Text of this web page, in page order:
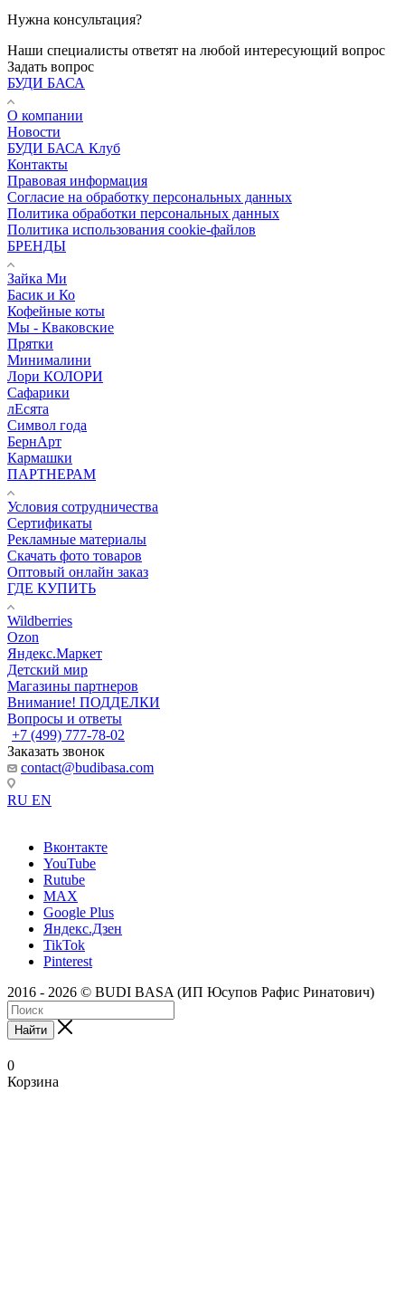
Нужна консультация?
Наши специалисты ответят на любой интересующий вопрос
Задать вопрос
БУДИ БАСА
О компании
Новости
БУДИ БАСА Клуб
Контакты
Правовая информация
Согласие на обработку персональных данных
Политика обработки персональных данных
Политика использования cookie-файлов
БРЕНДЫ
Зайка Ми
Басик и Ко
Кофейные коты
Мы - Кваковские
Прятки
Минималини
Лори КОЛОРИ
Сафарики
лЕсята
Символ года
БернАрт
Кармашки
ПАРТНЕРАМ
Условия сотрудничества
Сертификаты
Рекламные материалы
Скачать фото товаров
Оптовый онлайн заказ
ГДЕ КУПИТЬ
Wildberries
Ozon
Яндекс.Маркет
Детский мир
Магазины партнеров
Внимание! ПОДДЕЛКИ
Вопросы и ответы
+7 (499) 777-78-02
Заказать звонок
contact@budibasa.com
RU EN
Вконтакте
YouTube
Rutube
MAX
Google Plus
Яндекс.Дзен
TikTok
Pinterest
2016 - 2026 © BUDI BASA (ИП Юсупов Рафис Ринатович)
Найти
0
Корзина